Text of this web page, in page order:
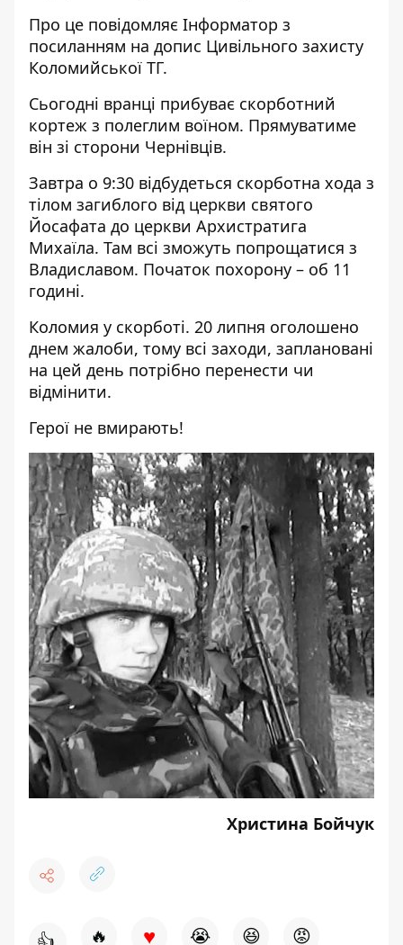
Про це повідомляє Інформатор з
посиланням на допис Цивільного захисту
Коломийської ТГ.
Сьогодні вранці прибуває скорботний
кортеж з полеглим воїном. Прямуватиме
він зі сторони Чернівців.
Завтра о 9:30 відбудеться скорботна хода з
тілом загиблого від церкви святого
Йосафата до церкви Архистратига
Михаїла. Там всі зможуть попрощатися з
Владиславом. Початок похорону – об 11
годині.
Коломия у скорботі. 20 липня оголошено
днем жалоби, тому всі заходи, заплановані
на цей день потрібно перенести чи
відмінити.
Герої не вмирають!
Христина Бойчук
🔥 ♥ 😭 😆 😡